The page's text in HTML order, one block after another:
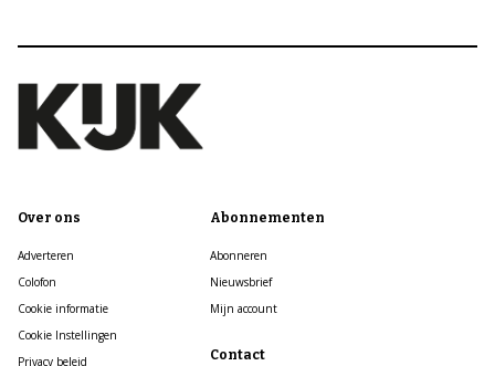
Over ons
Adverteren
Colofon
Cookie informatie
Cookie Instellingen
Privacy beleid
Abonnementen
Abonneren
Nieuwsbrief
Mijn account
Contact